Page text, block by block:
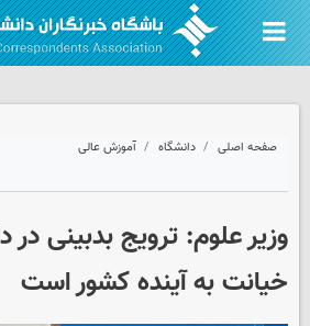
صفحه اصلی دانشگاه آموزش عالی
وزیر علوم: ترویج بدبینی در
خیانت به آینده کشور است